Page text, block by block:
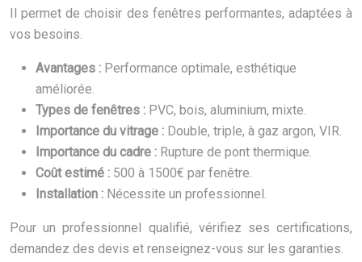
Il permet de choisir des fenêtres performantes, adaptées à
vos besoins.
Avantages : Performance optimale, esthétique
améliorée.
Types de fenêtres : PVC, bois, aluminium, mixte.
Importance du vitrage : Double, triple, à gaz argon, VIR.
Importance du cadre : Rupture de pont thermique.
Coût estimé : 500 à 1500€ par fenêtre.
Installation : Nécessite un professionnel.
Pour un professionnel qualifié, vérifiez ses certifications,
demandez des devis et renseignez-vous sur les garanties.